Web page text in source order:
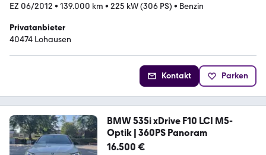
EZ 06/2012 • 139.000 km • 225 kW (306 PS) • Benzin
Privatanbieter
40474 Lohausen
Kontakt Parken
BMW 535i xDrive F10 LCI M5-
Optik | 360PS Panoram
16.500 €